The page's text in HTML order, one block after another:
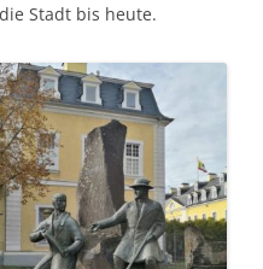
Stadt bis heute.